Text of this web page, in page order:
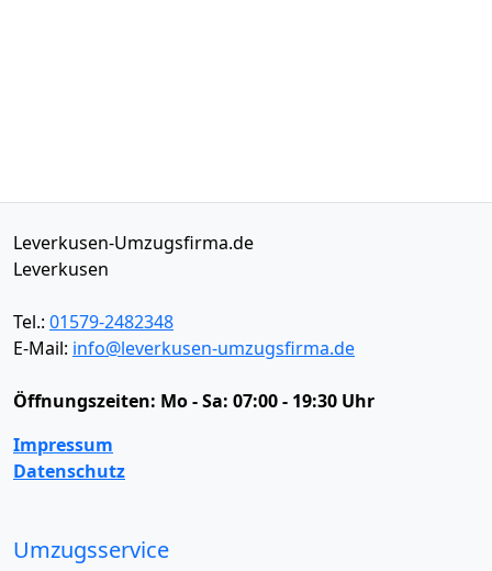
Leverkusen-Umzugsfirma.de
Leverkusen
Tel.: 01579-2482348
E-Mail: info@leverkusen-umzugsfirma.de
Öffnungszeiten: Mo - Sa: 07:00 - 19:30 Uhr
Impressum
Datenschutz
Umzugsservice